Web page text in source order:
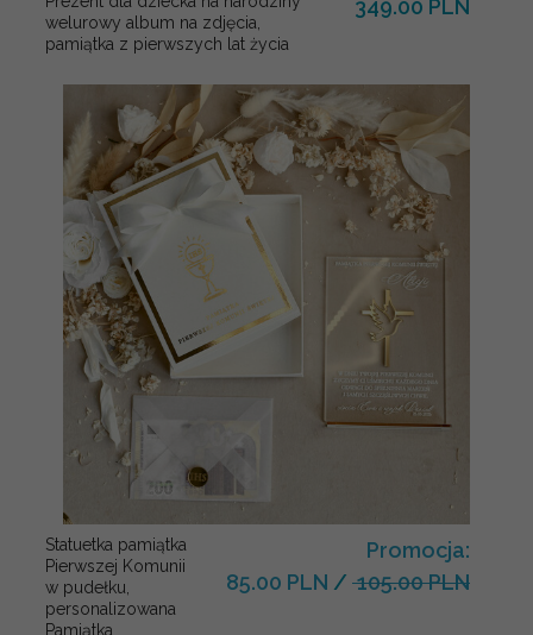
welurowy album na zdjęcia,
pamiątka z pierwszych lat życia
349.00 PLN
Statuetka pamiątka
Pierwszej Komunii
w pudełku,
personalizowana
Pamiątka
Promocja:
85.00 PLN / 105.00 PLN